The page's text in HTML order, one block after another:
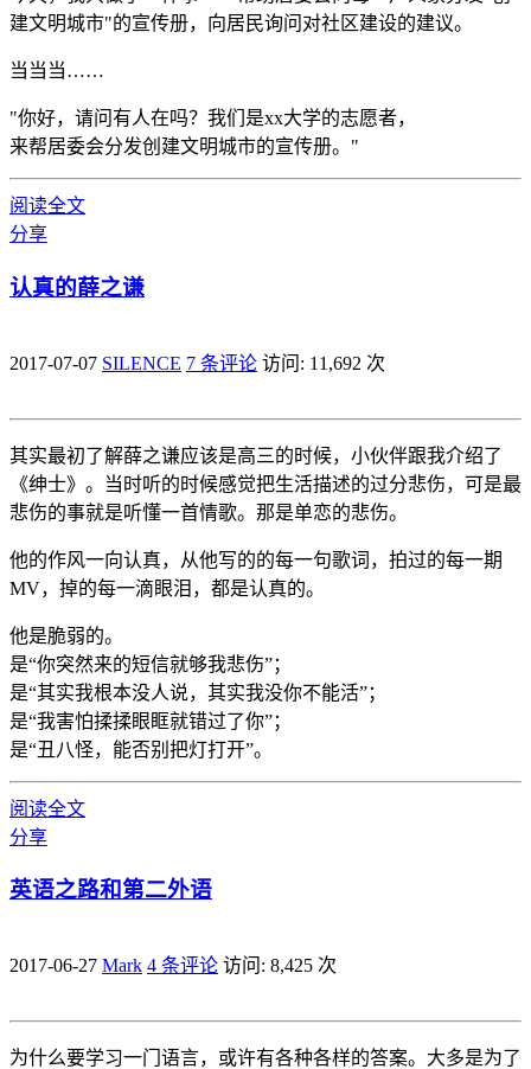
建文明城市"的宣传册，向居民询问对社区建设的建议。
当当当……
"你好，请问有人在吗？我们是xx大学的志愿者，
来帮居委会分发创建文明城市的宣传册。"
阅读全文
分享
认真的薛之谦
2017-07-07 SILENCE 7 条评论 访问: 11,692 次
其实最初了解薛之谦应该是高三的时候，小伙伴跟我介绍了
《绅士》。当时听的时候感觉把生活描述的过分悲伤，可是最
悲伤的事就是听懂一首情歌。那是单恋的悲伤。
他的作风一向认真，从他写的的每一句歌词，拍过的每一期
MV，掉的每一滴眼泪，都是认真的。
他是脆弱的。
是“你突然来的短信就够我悲伤”；
是“其实我根本没人说，其实我没你不能活”；
是“我害怕揉揉眼眶就错过了你”；
是“丑八怪，能否别把灯打开”。
阅读全文
分享
英语之路和第二外语
2017-06-27 Mark 4 条评论 访问: 8,425 次
为什么要学习一门语言，或许有各种各样的答案。大多是为了